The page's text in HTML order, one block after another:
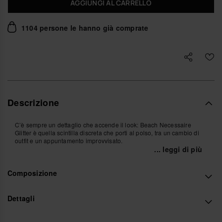
AGGIUNGI AL CARRELLO
1104 persone le hanno già comprate
Descrizione
C’è sempre un dettaglio che accende il look: Beach Necessaire
Glitter è quella scintilla discreta che porti al polso, tra un cambio di
outfit e un appuntamento improvvisato.
Si muove con te, segue i tuoi gesti, resta morbida in mano mentre
giornata senza mai sembrare fuori posto, dalla spiaggia alla città,
dall’aperitivo al tramonto alla cena all’ultimo minuto.
Realizzata in silicone pieno e compatto, avvolge ciò che ti serve in
una superficie morbida al tatto, con la texture iconica delle infradito
... leggi di più
Composizione
Dettagli